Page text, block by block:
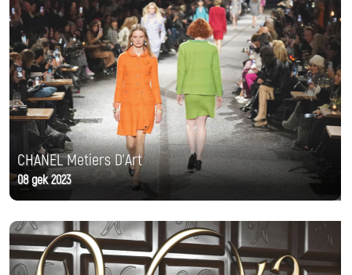
CHANEL Metiers D'Art
08 дек 2023